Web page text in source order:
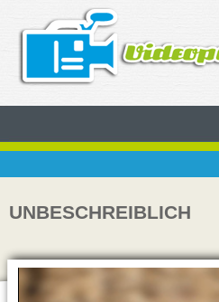
UNBESCHREIBLICH